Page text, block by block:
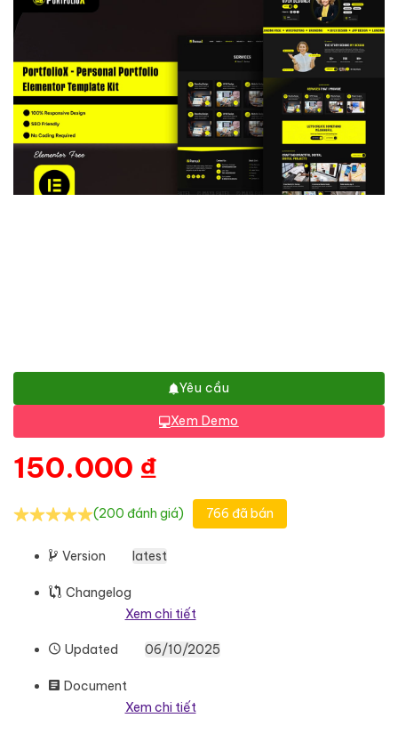
Yêu cầu
Xem Demo
150.000 ₫
(200 đánh giá) 766 đã bán
Version latest
Changelog
Xem chi tiết
Updated 06/10/2025
Document
Xem chi tiết